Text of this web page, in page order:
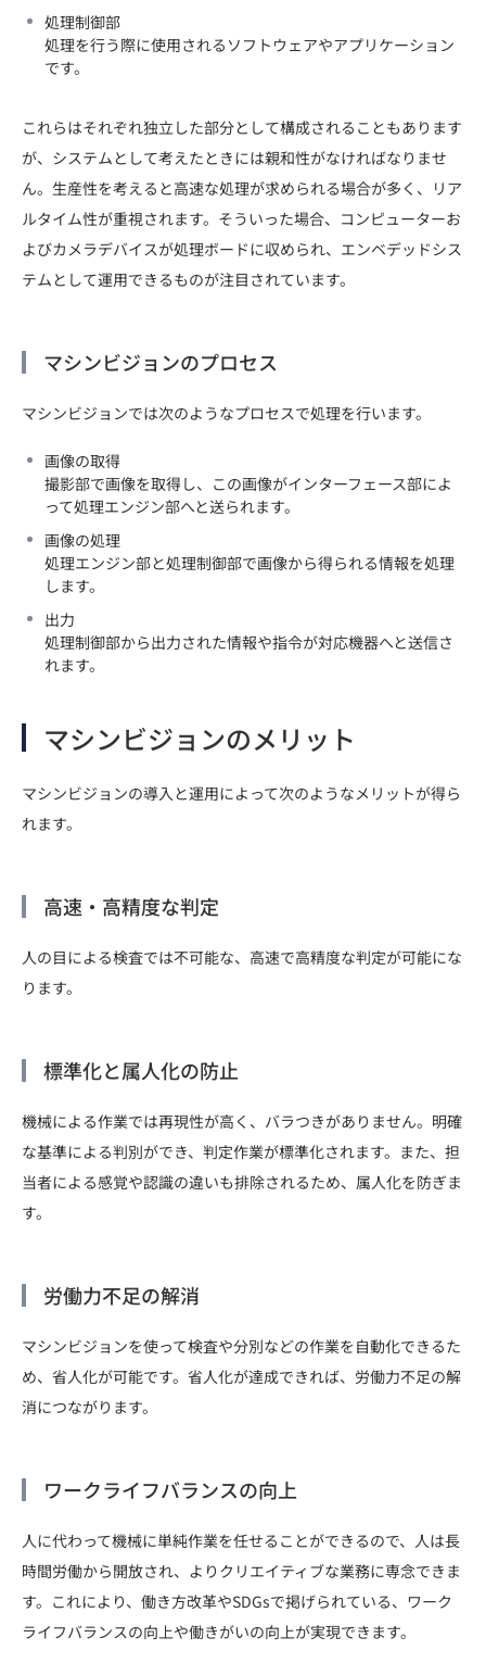
処理制御部
処理を行う際に使用されるソフトウェアやアプリケーション
です。
これらはそれぞれ独立した部分として構成されることもあります
が、システムとして考えたときには親和性がなければなりませ
ん。生産性を考えると高速な処理が求められる場合が多く、リア
ルタイム性が重視されます。そういった場合、コンピューターお
よびカメラデバイスが処理ボードに収められ、エンベデッドシス
テムとして運用できるものが注目されています。
マシンビジョンのプロセス
マシンビジョンでは次のようなプロセスで処理を行います。
画像の取得
撮影部で画像を取得し、この画像がインターフェース部によ
って処理エンジン部へと送られます。
画像の処理
処理エンジン部と処理制御部で画像から得られる情報を処理
します。
出力
処理制御部から出力された情報や指令が対応機器へと送信さ
れます。
マシンビジョンのメリット
マシンビジョンの導入と運用によって次のようなメリットが得ら
れます。
高速・高精度な判定
人の目による検査では不可能な、高速で高精度な判定が可能にな
ります。
標準化と属人化の防止
機械による作業では再現性が高く、バラつきがありません。明確
な基準による判別ができ、判定作業が標準化されます。また、担
当者による感覚や認識の違いも排除されるため、属人化を防ぎま
す。
労働力不足の解消
マシンビジョンを使って検査や分別などの作業を自動化できるた
め、省人化が可能です。省人化が達成できれば、労働力不足の解
消につながります。
ワークライフバランスの向上
人に代わって機械に単純作業を任せることができるので、人は長
時間労働から開放され、よりクリエイティブな業務に専念できま
す。これにより、働き方改革やSDGsで掲げられている、ワーク
ライフバランスの向上や働きがいの向上が実現できます。